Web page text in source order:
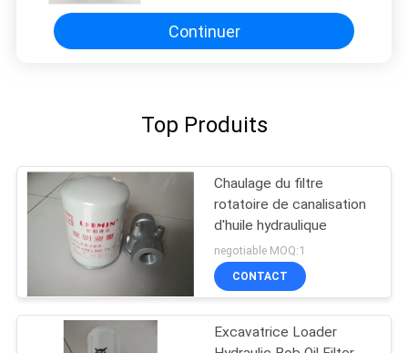
Continuer
Top Produits
Chaulage du filtre
rotatoire de canalisation
d'huile hydraulique
negotiable MOQ:1
CONTACT
Excavatrice Loader